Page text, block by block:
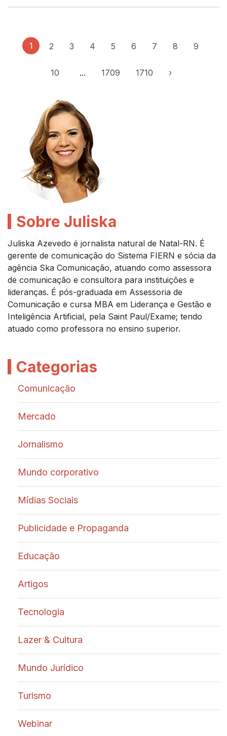
1 2 3 4 5 6 7 8 9
10 ... 1709 1710 ›
Sobre Juliska
Juliska Azevedo é jornalista natural de Natal-RN. É
gerente de comunicação do Sistema FIERN e sócia da
agência Ska Comunicação, atuando como assessora
de comunicação e consultora para instituições e
lideranças. É pós-graduada em Assessoria de
Comunicação e cursa MBA em Liderança e Gestão e
Inteligência Artificial, pela Saint Paul/Exame; tendo
atuado como professora no ensino superior.
Categorias
Comunicação
Mercado
Jornalismo
Mundo corporativo
Mídias Sociais
Publicidade e Propaganda
Educação
Artigos
Tecnologia
Lazer & Cultura
Mundo Jurídico
Turismo
Webinar